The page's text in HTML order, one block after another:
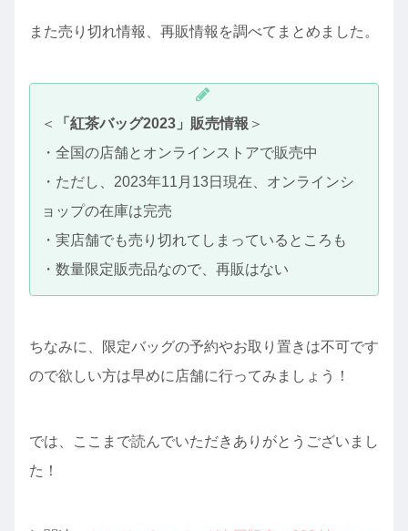
また売り切れ情報、再販情報を調べてまとめました。
＜ 「紅茶バッグ2023」販売情報 ＞
・全国の店舗とオンラインストアで販売中
・ただし、2023年11月13日現在、オンラインシ
ョップの在庫は完売
・実店舗でも売り切れてしまっているところも
・数量限定販売品なので、再販はない
ちなみに、限定バッグの予約やお取り置きは不可です
ので欲しい方は早めに店舗に行ってみましょう！
では、ここまで読んでいただきありがとうございまし
た！